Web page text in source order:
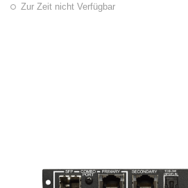
Zur Zeit nicht Verfügbar